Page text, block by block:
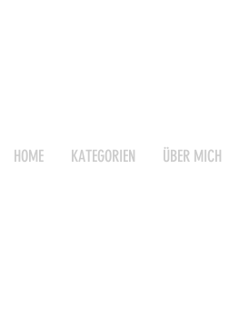
HOME KATEGORIEN ÜBER MICH